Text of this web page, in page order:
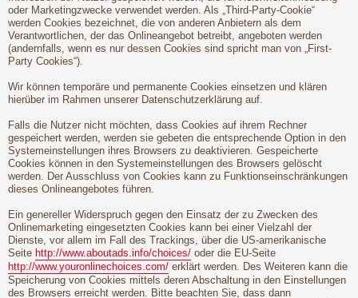
oder Marketingzwecke verwendet werden. Als „Third-Party-Cookie“
werden Cookies bezeichnet, die von anderen Anbietern als dem
Verantwortlichen, der das Onlineangebot betreibt, angeboten werden
(andernfalls, wenn es nur dessen Cookies sind spricht man von „First-
Party Cookies“).
Wir können temporäre und permanente Cookies einsetzen und klären
hierüber im Rahmen unserer Datenschutzerklärung auf.
Falls die Nutzer nicht möchten, dass Cookies auf ihrem Rechner
gespeichert werden, werden sie gebeten die entsprechende Option in den
Systemeinstellungen ihres Browsers zu deaktivieren. Gespeicherte
Cookies können in den Systemeinstellungen des Browsers gelöscht
werden. Der Ausschluss von Cookies kann zu Funktionseinschränkungen
dieses Onlineangebotes führen.
Ein genereller Widerspruch gegen den Einsatz der zu Zwecken des
Onlinemarketing eingesetzten Cookies kann bei einer Vielzahl der
Dienste, vor allem im Fall des Trackings, über die US-amerikanische
Seite http://www.aboutads.info/choices/ oder die EU-Seite
http://www.youronlinechoices.com/ erklärt werden. Des Weiteren kann die
Speicherung von Cookies mittels deren Abschaltung in den Einstellungen
des Browsers erreicht werden. Bitte beachten Sie, dass dann